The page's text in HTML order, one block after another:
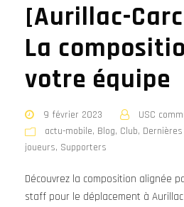
[Aurillac-
La
votre équipe
9 février 2023
USC
actu-mobile, Blog, Club,
joueurs, Supporters
Découvrez la composition alignée
staff pour le déplacement à